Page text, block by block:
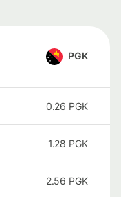
PGK
0.26 PGK
1.28 PGK
2.56 PGK